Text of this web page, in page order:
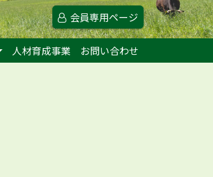
会員専用ページ
人材育成事業 お問い合わせ